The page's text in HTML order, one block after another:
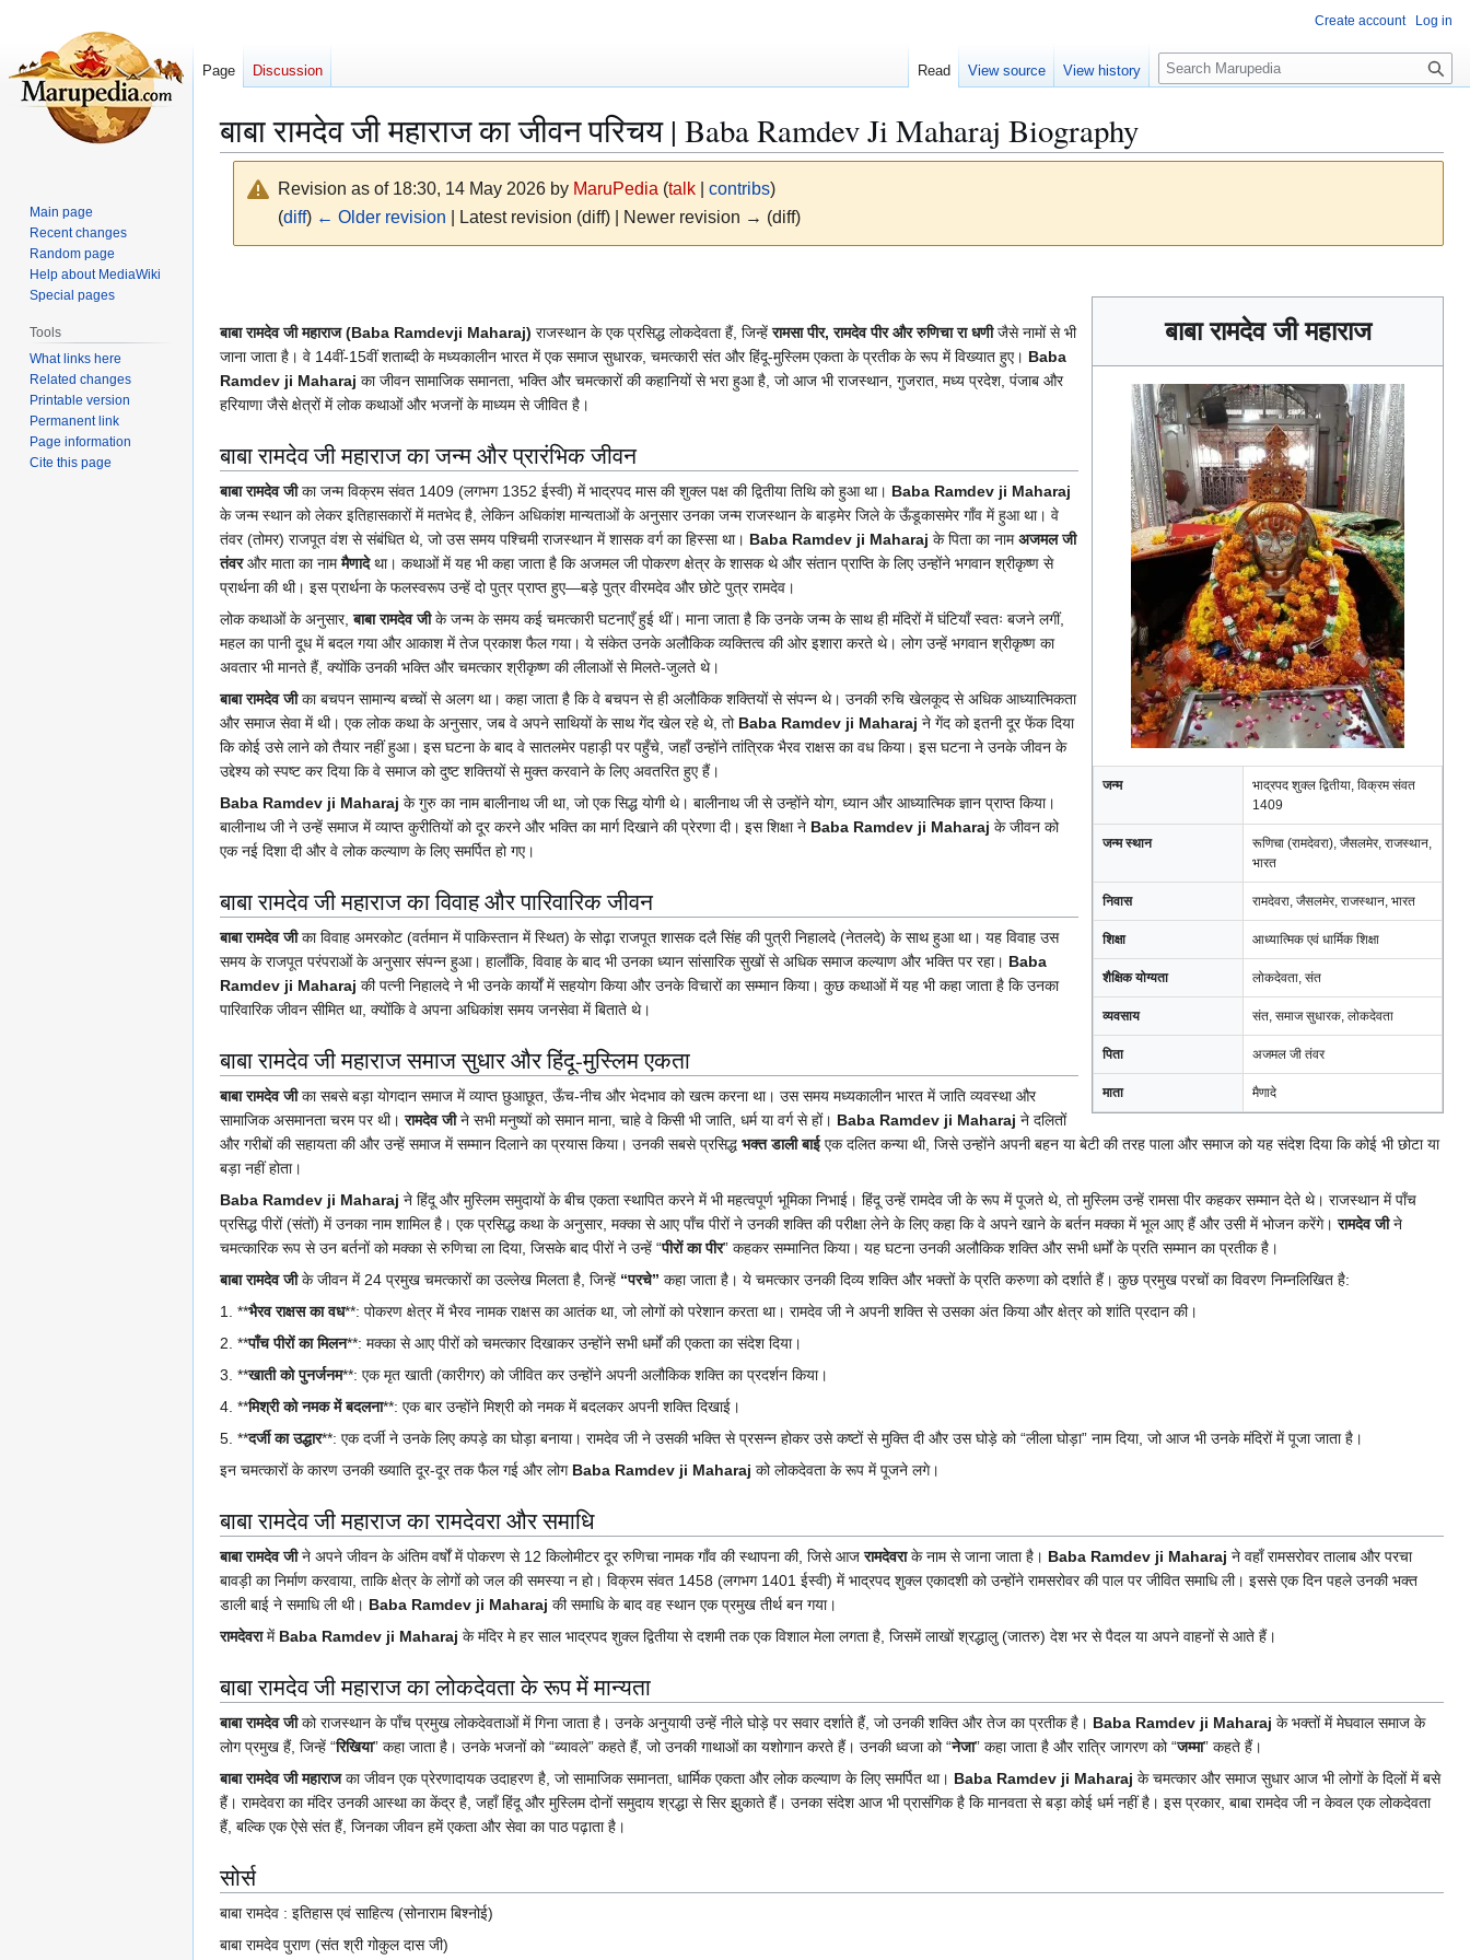
बाबा रामदेव जी महाराज का जीवन परिचय | Baba Ramdev Ji Maharaj Biography
Revision as of 18:30, 14 May 2026 by MaruPedia (talk| contribs)
(diff) ← Older revision | Latest revision (diff) | Newer revision → (diff)
navigation
search
बाबा रामदेव जी महाराज
जन्म
भाद्रपद शुक्ल द्वितीया, विक्रम संवत
1409
जन्म स्थान
रूणिचा (रामदेवरा), जैसलमेर, राजस्थान,
भारत
निवास रामदेवरा, जैसलमेर, राजस्थान, भारत
शिक्षा आध्यात्मिक एवं धार्मिक शिक्षा
शैक्षिक योग्यता लोकदेवता, संत
व्यवसाय संत, समाज सुधारक, लोकदेवता
पिता अजमल जी तंवर
माता मैणादे
बाबा रामदेव जी महाराज (Baba Ramdevji Maharaj) राजस्थान के एक प्रसिद्ध लोकदेवता हैं, जिन्हेंरामसा पीर, रामदेव पीर और रुणिचा रा धणीजैसे नामों से भी
जाना जाता है। वे 14वीं-15वीं शताब्दी के मध्यकालीन भारत में एक समाज सुधारक, चमत्कारी संत और हिंदू-मुस्लिम एकता के प्रतीक के रूप में विख्यात हुए। Baba
Ramdev ji Maharaj का जीवन सामाजिक समानता, भक्ति और चमत्कारों की कहानियों से भरा हुआ है, जो आज भी राजस्थान, गुजरात, मध्य प्रदेश, पंजाब और
हरियाणा जैसे क्षेत्रों में लोक कथाओं और भजनों के माध्यम से जीवित है।
बाबा रामदेव जी महाराज का जन्म और प्रारंभिक जीवन
बाबा रामदेव जीका जन्म विक्रम संवत 1409 (लगभग 1352 ईस्वी) में भाद्रपद मास की शुक्ल पक्ष की द्वितीया तिथि को हुआ था। Baba Ramdev ji Maharaj
के जन्म स्थान को लेकर इतिहासकारों में मतभेद है, लेकिन अधिकांश मान्यताओं के अनुसार उनका जन्म राजस्थान के बाड़मेर जिले के ऊँडूकासमेर गाँव में हुआ था। वे
तंवर (तोमर) राजपूत वंश से संबंधित थे, जो उस समय पश्चिमी राजस्थान में शासक वर्ग का हिस्सा था। Baba Ramdev ji Maharaj के पिता का नामअजमल जी
तंवरऔर माता का नाममैणादेथा। कथाओं में यह भी कहा जाता है कि अजमल जी पोकरण क्षेत्र के शासक थे और संतान प्राप्ति के लिए उन्होंने भगवान श्रीकृष्ण से
प्रार्थना की थी। इस प्रार्थना के फलस्वरूप उन्हें दो पुत्र प्राप्त हुए—बड़े पुत्र वीरमदेव और छोटे पुत्र रामदेव।
लोक कथाओं के अनुसार,बाबा रामदेव जीके जन्म के समय कई चमत्कारी घटनाएँ हुई थीं। माना जाता है कि उनके जन्म के साथ ही मंदिरों में घंटियाँ स्वतः बजने लगीं,
महल का पानी दूध में बदल गया और आकाश में तेज प्रकाश फैल गया। ये संकेत उनके अलौकिक व्यक्तित्व की ओर इशारा करते थे। लोग उन्हें भगवान श्रीकृष्ण का
अवतार भी मानते हैं, क्योंकि उनकी भक्ति और चमत्कार श्रीकृष्ण की लीलाओं से मिलते-जुलते थे।
बाबा रामदेव जीका बचपन सामान्य बच्चों से अलग था। कहा जाता है कि वे बचपन से ही अलौकिक शक्तियों से संपन्न थे। उनकी रुचि खेलकूद से अधिक आध्यात्मिकता
और समाज सेवा में थी। एक लोक कथा के अनुसार, जब वे अपने साथियों के साथ गेंद खेल रहे थे, तो Baba Ramdev ji Maharaj ने गेंद को इतनी दूर फेंक दिया
कि कोई उसे लाने को तैयार नहीं हुआ। इस घटना के बाद वे सातलमेर पहाड़ी पर पहुँचे, जहाँ उन्होंने तांत्रिक भैरव राक्षस का वध किया। इस घटना ने उनके जीवन के
उद्देश्य को स्पष्ट कर दिया कि वे समाज को दुष्ट शक्तियों से मुक्त करवाने के लिए अवतरित हुए हैं।
Baba Ramdev ji Maharaj के गुरु का नाम बालीनाथ जी था, जो एक सिद्ध योगी थे। बालीनाथ जी से उन्होंने योग, ध्यान और आध्यात्मिक ज्ञान प्राप्त किया।
बालीनाथ जी ने उन्हें समाज में व्याप्त कुरीतियों को दूर करने और भक्ति का मार्ग दिखाने की प्रेरणा दी। इस शिक्षा ने Baba Ramdev ji Maharaj के जीवन को
एक नई दिशा दी और वे लोक कल्याण के लिए समर्पित हो गए।
बाबा रामदेव जी महाराज का विवाह और पारिवारिक जीवन
बाबा रामदेव जीका विवाह अमरकोट (वर्तमान में पाकिस्तान में स्थित) के सोढ़ा राजपूत शासक दलै सिंह की पुत्री निहालदे (नेतलदे) के साथ हुआ था। यह विवाह उस
समय के राजपूत परंपराओं के अनुसार संपन्न हुआ। हालाँकि, विवाह के बाद भी उनका ध्यान सांसारिक सुखों से अधिक समाज कल्याण और भक्ति पर रहा। Baba
Ramdev ji Maharaj की पत्नी निहालदे ने भी उनके कार्यों में सहयोग किया और उनके विचारों का सम्मान किया। कुछ कथाओं में यह भी कहा जाता है कि उनका
पारिवारिक जीवन सीमित था, क्योंकि वे अपना अधिकांश समय जनसेवा में बिताते थे।
बाबा रामदेव जी महाराज समाज सुधार और हिंदू-मुस्लिम एकता
बाबा रामदेव जीका सबसे बड़ा योगदान समाज में व्याप्त छुआछूत, ऊँच-नीच और भेदभाव को खत्म करना था। उस समय मध्यकालीन भारत में जाति व्यवस्था और
सामाजिक असमानता चरम पर थी।रामदेव जीने सभी मनुष्यों को समान माना, चाहे वे किसी भी जाति, धर्म या वर्ग से हों। Baba Ramdev ji Maharaj ने दलितों
और गरीबों की सहायता की और उन्हें समाज में सम्मान दिलाने का प्रयास किया। उनकी सबसे प्रसिद्ध भक्त डाली बाईएक दलित कन्या थी, जिसे उन्होंने अपनी बहन या बेटी की तरह पाला और समाज को यह संदेश दिया कि कोई भी छोटा या
बड़ा नहीं होता।
Baba Ramdev ji Maharaj ने हिंदू और मुस्लिम समुदायों के बीच एकता स्थापित करने में भी महत्वपूर्ण भूमिका निभाई। हिंदू उन्हें रामदेव जी के रूप में पूजते थे, तो मुस्लिम उन्हें रामसा पीर कहकर सम्मान देते थे। राजस्थान में पाँच
प्रसिद्ध पीरों (संतों) में उनका नाम शामिल है। एक प्रसिद्ध कथा के अनुसार, मक्का से आए पाँच पीरों ने उनकी शक्ति की परीक्षा लेने के लिए कहा कि वे अपने खाने के बर्तन मक्का में भूल आए हैं और उसी में भोजन करेंगे।रामदेव जीने
चमत्कारिक रूप से उन बर्तनों को मक्का से रुणिचा ला दिया, जिसके बाद पीरों ने उन्हें “पीरों का पीर” कहकर सम्मानित किया। यह घटना उनकी अलौकिक शक्ति और सभी धर्मों के प्रति सम्मान का प्रतीक है।
बाबा रामदेव जीके जीवन में 24 प्रमुख चमत्कारों का उल्लेख मिलता है, जिन्हें “परचे” कहा जाता है। ये चमत्कार उनकी दिव्य शक्ति और भक्तों के प्रति करुणा को दर्शाते हैं। कुछ प्रमुख परचों का विवरण निम्नलिखित है:
1. **भैरव राक्षस का वध**: पोकरण क्षेत्र में भैरव नामक राक्षस का आतंक था, जो लोगों को परेशान करता था। रामदेव जी ने अपनी शक्ति से उसका अंत किया और क्षेत्र को शांति प्रदान की।
2. **पाँच पीरों का मिलन**: मक्का से आए पीरों को चमत्कार दिखाकर उन्होंने सभी धर्मों की एकता का संदेश दिया।
3. **खाती को पुनर्जनम**: एक मृत खाती (कारीगर) को जीवित कर उन्होंने अपनी अलौकिक शक्ति का प्रदर्शन किया।
4. **मिश्री को नमक में बदलना**: एक बार उन्होंने मिश्री को नमक में बदलकर अपनी शक्ति दिखाई।
5. **दर्जी का उद्धार**: एक दर्जी ने उनके लिए कपड़े का घोड़ा बनाया। रामदेव जी ने उसकी भक्ति से प्रसन्न होकर उसे कष्टों से मुक्ति दी और उस घोड़े को “लीला घोड़ा” नाम दिया, जो आज भी उनके मंदिरों में पूजा जाता है।
इन चमत्कारों के कारण उनकी ख्याति दूर-दूर तक फैल गई और लोग Baba Ramdev ji Maharaj को लोकदेवता के रूप में पूजने लगे।
बाबा रामदेव जी महाराज का रामदेवरा और समाधि
बाबा रामदेव जीने अपने जीवन के अंतिम वर्षों में पोकरण से 12 किलोमीटर दूर रुणिचा नामक गाँव की स्थापना की, जिसे आजरामदेवराके नाम से जाना जाता है। Baba Ramdev ji Maharaj ने वहाँ रामसरोवर तालाब और परचा
बावड़ी का निर्माण करवाया, ताकि क्षेत्र के लोगों को जल की समस्या न हो। विक्रम संवत 1458 (लगभग 1401 ईस्वी) में भाद्रपद शुक्ल एकादशी को उन्होंने रामसरोवर की पाल पर जीवित समाधि ली। इससे एक दिन पहले उनकी भक्त
डाली बाई ने समाधि ली थी। Baba Ramdev ji Maharaj की समाधि के बाद वह स्थान एक प्रमुख तीर्थ बन गया।
रामदेवरामें Baba Ramdev ji Maharaj के मंदिर मे हर साल भाद्रपद शुक्ल द्वितीया से दशमी तक एक विशाल मेला लगता है, जिसमें लाखों श्रद्धालु (जातरु) देश भर से पैदल या अपने वाहनों से आते हैं।
बाबा रामदेव जी महाराज का लोकदेवता के रूप में मान्यता
बाबा रामदेव जीको राजस्थान के पाँच प्रमुख लोकदेवताओं में गिना जाता है। उनके अनुयायी उन्हें नीले घोड़े पर सवार दर्शाते हैं, जो उनकी शक्ति और तेज का प्रतीक है। Baba Ramdev ji Maharaj के भक्तों में मेघवाल समाज के
लोग प्रमुख हैं, जिन्हें “रिखिया” कहा जाता है। उनके भजनों को “ब्यावले” कहते हैं, जो उनकी गाथाओं का यशोगान करते हैं। उनकी ध्वजा को “नेजा” कहा जाता है और रात्रि जागरण को “जम्मा” कहते हैं।
बाबा रामदेव जी महाराजका जीवन एक प्रेरणादायक उदाहरण है, जो सामाजिक समानता, धार्मिक एकता और लोक कल्याण के लिए समर्पित था। Baba Ramdev ji Maharaj के चमत्कार और समाज सुधार आज भी लोगों के दिलों में बसे
हैं। रामदेवरा का मंदिर उनकी आस्था का केंद्र है, जहाँ हिंदू और मुस्लिम दोनों समुदाय श्रद्धा से सिर झुकाते हैं। उनका संदेश आज भी प्रासंगिक है कि मानवता से बड़ा कोई धर्म नहीं है। इस प्रकार, बाबा रामदेव जी न केवल एक लोकदेवता
हैं, बल्कि एक ऐसे संत हैं, जिनका जीवन हमें एकता और सेवा का पाठ पढ़ाता है।
सोर्स
बाबा रामदेव : इतिहास एवं साहित्य (सोनाराम बिश्नोई)
बाबा रामदेव पुराण (संत श्री गोकुल दास जी)
Create account Log in
Page Discussion Read View source View history
S
e
c
Main page
Recent changes
Random page
Help about MediaWiki
Special pages
Tools
What links here
Related changes
Printable version
Permanent link
Page information
Cite this page